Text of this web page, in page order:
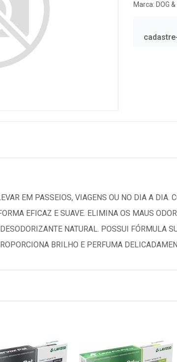
Marca: DOG &
EM PASSEIOS, VIAGENS OU NO DIA A DIA.
EFICAZ E SUAVE. ELIMINA OS MAUS
NATURAL. POSSUI FÓRMULA
BRILHO E PERFUMA